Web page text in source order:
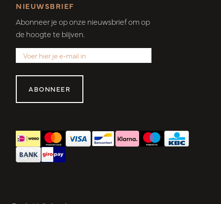
NIEUWSBRIEF
Abonneer je op onze nieuwsbrief om op
de hoogte te blijven.
ABONNEER